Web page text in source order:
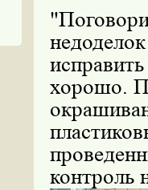
хорошо.
контроль